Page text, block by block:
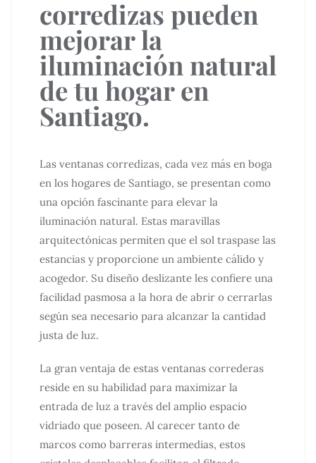
corredizas pueden
mejorar la
iluminación natural
de tu hogar en
Santiago.
Las ventanas corredizas, cada vez más en boga
en los hogares de Santiago, se presentan como
una opción fascinante para elevar la
iluminación natural. Estas maravillas
arquitectónicas permiten que el sol traspase las
estancias y proporcione un ambiente cálido y
acogedor. Su diseño deslizante les confiere una
facilidad pasmosa a la hora de abrir o cerrarlas
según sea necesario para alcanzar la cantidad
justa de luz.
La gran ventaja de estas ventanas correderas
reside en su habilidad para maximizar la
entrada de luz a través del amplio espacio
vidriado que poseen. Al carecer tanto de
marcos como barreras intermedias, estos